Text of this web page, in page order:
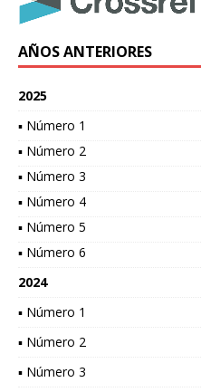
AÑOS ANTERIORES
2025
▪ Número 1
▪ Número 2
▪ Número 3
▪ Número 4
▪ Número 5
▪ Número 6
2024
▪ Número 1
▪ Número 2
▪ Número 3